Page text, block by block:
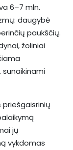
6–7 mln.
daugybė
paukščių.
žoliniai
jų
vykdomas